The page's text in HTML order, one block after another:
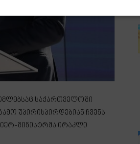
საქართველოში
უპირისპირდებიან ჩვენს
მინისტრმა ირაკლი